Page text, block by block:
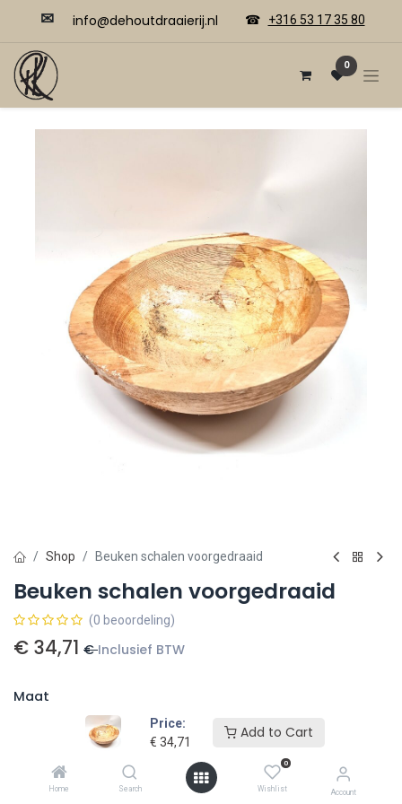
Price:
€ 34,71
Add to Cart
Home Search
0
Wishlist Account
✉ ​​info@dehoutdraaierij.nl ☎ +316 53 17 35 80
0
Shop Beuken schalen voorgedraaid
Beuken schalen voorgedraaid
(0 beoordeling)
€ 34,71 € Inclusief BTW
Maat
42,00 35 cm 21,00 25 cm